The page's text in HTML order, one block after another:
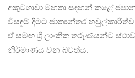
අකුටගාවා මහතා සඳහන් කළේ
විසඳුම් දීමට ජාත්‍යන්තර හවුල්කාරිත්ව
ඒ සමඟ ශ්‍රී ලාංකික තරුණයන්ට
නිර්මාණය වන බවත්ය.